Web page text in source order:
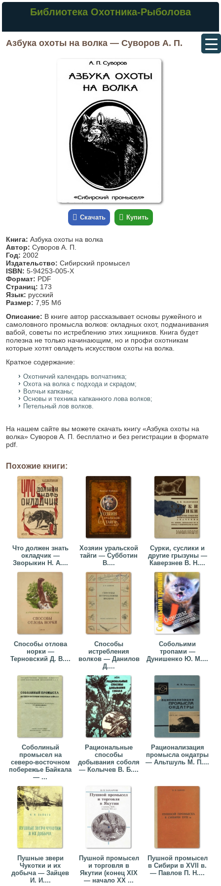
Библиотека Охотника-Рыболова
Азбука охоты на волка — Суворов А. П.
Скачать Купить
Книга: Азбука охоты на волка
Автор: Суворов А. П.
Год: 2002
Издательство: Сибирский промысел
ISBN: 5-94253-005-Х
Формат: PDF
Страниц: 173
Язык: русский
Размер: 7,95 Мб
Описание: В книге автор рассказывает основы ружейного и
самоловного промысла волков: окладных охот, подманивания
вабой, советы по истреблению этих хищников. Книга будет
полезна не только начинающим, но и профи охотникам
которые хотят овладеть искусством охоты на волка.
Краткое содержание:
Охотничий календарь волчатника;
Охота на волка с подхода и скрадом;
Волчьи капканы;
Основы и техника капканного лова волков;
Петельный лов волков.
На нашем сайте вы можете скачать книгу «Азбука охоты на
волка» Суворов А. П. бесплатно и без регистрации в формате
pdf.
Похожие книги:
Что должен знать
окладчик —
Зворыкин Н. А....
Хозяин уральской
тайги — Субботин
В....
Сурки, суслики и
другие грызуны —
Каверзнев В. Н....
Способы отлова
норки —
Терновский Д. В....
Способы
истребления
волков — Данилов
Д....
Собольими
тропами —
Дунишенко Ю. М....
Соболиный
промысел на
северо-восточном
побережье Байкала
— ...
Рациональные
способы
добывания соболя
— Колычев В. Б....
Рационализация
промысла ондатры
— Альтшуль М. П....
Пушные звери
Чукотки и их
добыча — Зайцев
И. И....
Пушной промысел
и торговля в
Якутии (конец XIX
— начало XX ...
Пушной промысел
в Сибири в XVII в.
— Павлов П. Н....